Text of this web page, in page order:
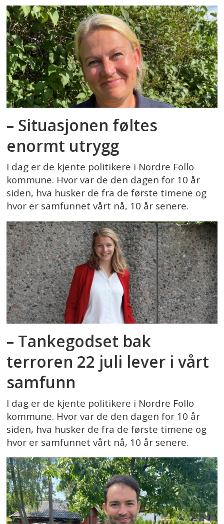
– Situasjonen føltes
enormt utrygg
I dag er de kjente politikere i Nordre Follo
kommune. Hvor var de den dagen for 10 år
siden, hva husker de fra de første timene og
hvor er samfunnet vårt nå, 10 år senere.
– Tankegodset bak
terroren 22 juli lever i vårt
samfunn
I dag er de kjente politikere i Nordre Follo
kommune. Hvor var de den dagen for 10 år
siden, hva husker de fra de første timene og
hvor er samfunnet vårt nå, 10 år senere.